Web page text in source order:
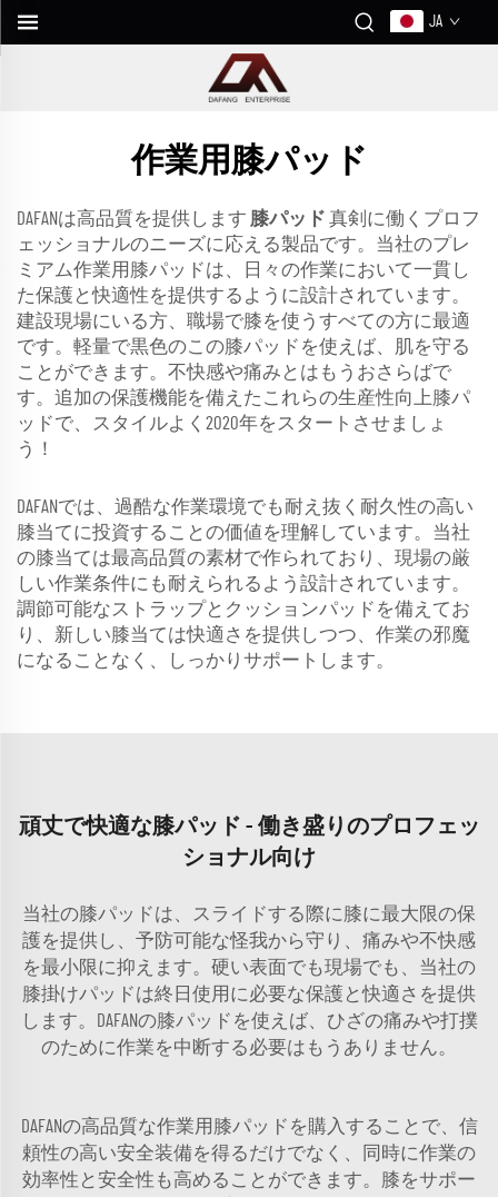
JA
作業用膝パッド
DAFANは高品質を提供します 膝パッド 真剣に働くプロフ
ェッショナルのニーズに応える製品です。当社のプレ
ミアム作業用膝パッドは、日々の作業において一貫し
た保護と快適性を提供するように設計されています。
建設現場にいる方、職場で膝を使うすべての方に最適
です。軽量で黒色のこの膝パッドを使えば、肌を守る
ことができます。不快感や痛みとはもうおさらばで
す。追加の保護機能を備えたこれらの生産性向上膝パ
ッドで、スタイルよく2020年をスタートさせましょ
う！
DAFANでは、過酷な作業環境でも耐え抜く耐久性の高い
膝当てに投資することの価値を理解しています。当社
の膝当ては最高品質の素材で作られており、現場の厳
しい作業条件にも耐えられるよう設計されています。
調節可能なストラップとクッションパッドを備えてお
り、新しい膝当ては快適さを提供しつつ、作業の邪魔
になることなく、しっかりサポートします。
頑丈で快適な膝パッド - 働き盛りのプロフェッ
ショナル向け
当社の膝パッドは、スライドする際に膝に最大限の保
護を提供し、予防可能な怪我から守り、痛みや不快感
を最小限に抑えます。硬い表面でも現場でも、当社の
膝掛けパッドは終日使用に必要な保護と快適さを提供
します。DAFANの膝パッドを使えば、ひざの痛みや打撲
のために作業を中断する必要はもうありません。
DAFANの高品質な作業用膝パッドを購入することで、信
頼性の高い安全装備を得るだけでなく、同時に作業の
効率性と安全性も高めることができます。膝をサポー